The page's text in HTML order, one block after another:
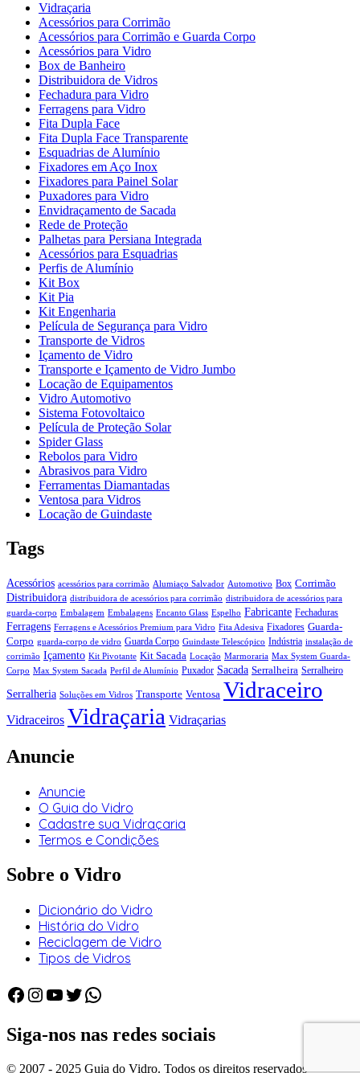
Vidraçaria
Acessórios para Corrimão
Acessórios para Corrimão e Guarda Corpo
Acessórios para Vidro
Box de Banheiro
Distribuidora de Vidros
Fechadura para Vidro
Ferragens para Vidro
Fita Dupla Face
Fita Dupla Face Transparente
Esquadrias de Alumínio
Fixadores em Aço Inox
Fixadores para Painel Solar
Puxadores para Vidro
Envidraçamento de Sacada
Rede de Proteção
Palhetas para Persiana Integrada
Acessórios para Esquadrias
Perfis de Alumínio
Kit Box
Kit Pia
Kit Engenharia
Película de Segurança para Vidro
Transporte de Vidros
Içamento de Vidro
Transporte e Içamento de Vidro Jumbo
Locação de Equipamentos
Vidro Automotivo
Sistema Fotovoltaico
Película de Proteção Solar
Spider Glass
Rebolos para Vidro
Abrasivos para Vidro
Ferramentas Diamantadas
Ventosa para Vidros
Locação de Guindaste
Tags
Acessórios acessórios para corrimão Alumiaço Salvador Automotivo Box Corrimão
Distribuidora distribuidora de acessórios para corrimão distribuidora de acessórios para
guarda-corpo Embalagem Embalagens Encanto Glass Espelho Fabricante Fechaduras
Ferragens Ferragens e Acessórios Premium para Vidro Fita Adesiva Fixadores Guarda-
Corpo guarda-corpo de vidro Guarda Corpo Guindaste Telescópico Indústria instalação de
corrimão Içamento Kit Pivotante Kit Sacada Locação Marmoraria Max System Guarda-
Corpo Max System Sacada Perfil de Alumínio Puxador Sacada Serralheira Serralheiro
Serralheria Soluções em Vidros Transporte Ventosa Vidraceiro
Vidraceiros Vidraçaria Vidraçarias
Anuncie
Anuncie
O Guia do Vidro
Cadastre sua Vidraçaria
Termos e Condições
Sobre o Vidro
Dicionário do Vidro
História do Vidro
Reciclagem de Vidro
Tipos de Vidros
Facebook
Instagram
Youtube
Twitter
WhatsApp
Siga-nos nas redes sociais
© 2007 - 2025 Guia do Vidro. Todos os direitos reservados